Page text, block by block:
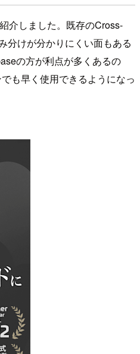
介しました。既存のCross-
分けが分かりにくい面もある
の方が利点が多くあるの
も早く使用できるようになっ